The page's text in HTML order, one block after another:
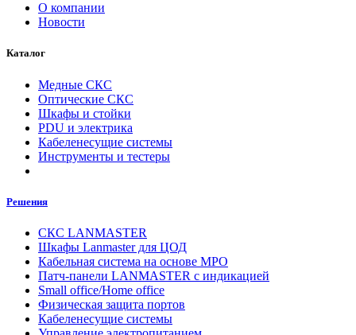
О компании
Новости
Каталог
Медные СКС
Оптические СКС
Шкафы и стойки
PDU и электрика
Кабеленесущие системы
Инструменты и тестеры
Решения
СКС LANMASTER
Шкафы Lanmaster для ЦОД
Кабельная система на основе MPO
Патч-панели LANMASTER с индикацией
Small office/Home office
Физическая защита портов
Кабеленесущие системы